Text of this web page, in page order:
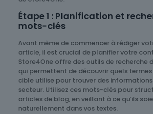
Étape 1 : Planification et
mots-clés
Avant même de commencer à rédiger
article, il est crucial de planifier votre
Store4One offre des outils de recherche
qui permettent de découvrir quels
cible utilise pour trouver des
secteur. Utilisez ces mots-clés pour
articles de blog, en veillant à ce qu’ils
naturellement dans vos textes.